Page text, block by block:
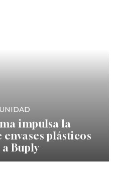
impulsa la
plásticos
Buply